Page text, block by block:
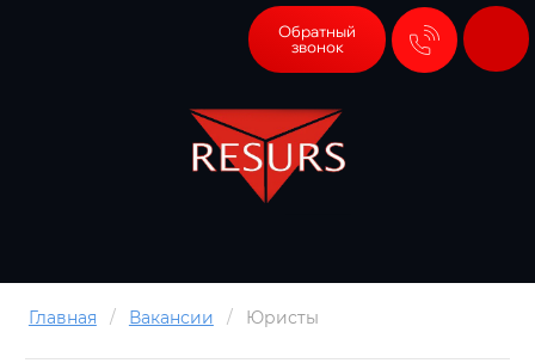
Обратный
звонок
Главная / Вакансии / Юристы